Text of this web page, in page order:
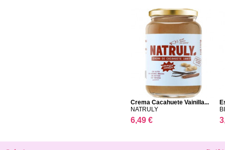
Crema Cacahuete Vainilla...
NATRULY
6,49 €